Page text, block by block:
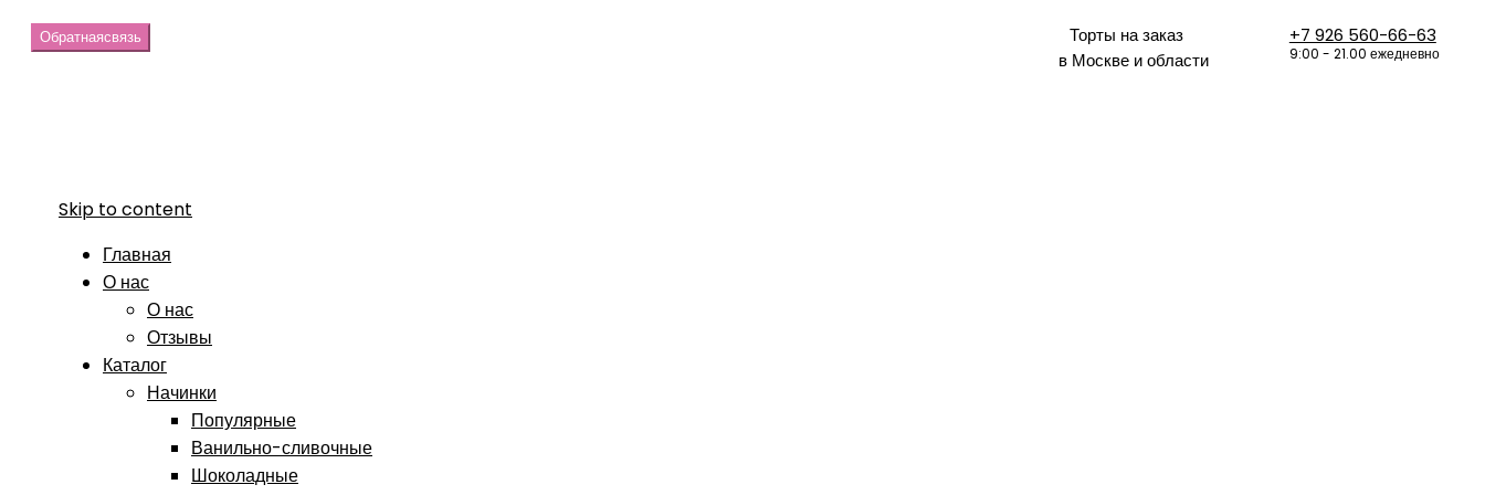
Обратнаясвязь +7 926 560-66-63
9:00 - 21.00 ежедневно
Торты на заказ
в Москве и области
Skip to content
Главная
О нас
О нас
Отзывы
Каталог
Начинки
Популярные
Ванильно-сливочные
Шоколадные